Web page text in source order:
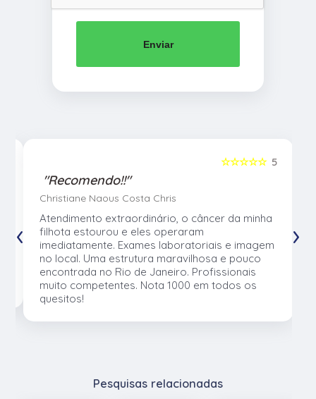
Enviar
5
☆☆☆☆☆
"Recomendo!!"
Christiane Naous Costa Chris
Atendimento extraordinário, o câncer da minha
filhota estourou e eles operaram
imediatamente. Exames laboratoriais e imagem
no local. Uma estrutura maravilhosa e pouco
encontrada no Rio de Janeiro. Profissionais
muito competentes. Nota 1000 em todos os
quesitos!
‹ ›
Pesquisas relacionadas